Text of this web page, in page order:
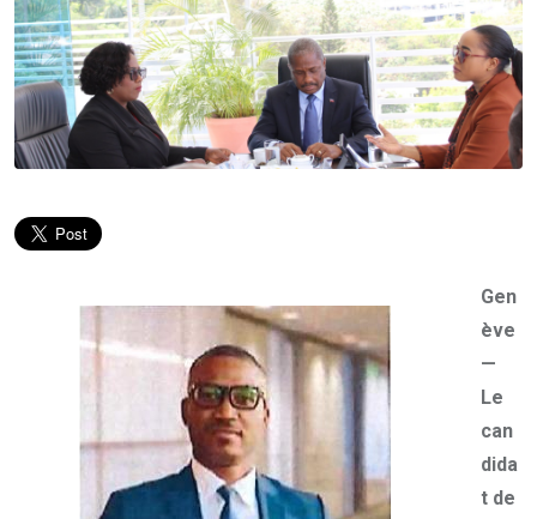
Gen
ève
—
Le
can
dida
t de